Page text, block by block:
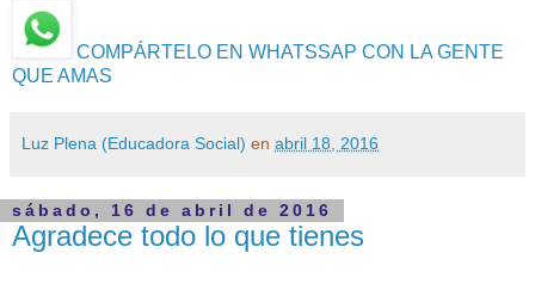
COMPÁRTELO EN WHATSSAP CON LA GENTE
QUE AMAS
Luz Plena (Educadora Social) en abril 18, 2016
sábado, 16 de abril de 2016
Agradece todo lo que tienes